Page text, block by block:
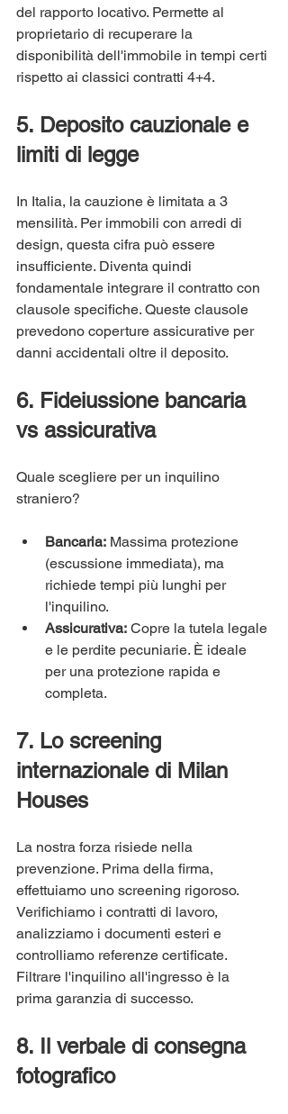
del rapporto locativo. Permette al
proprietario di recuperare la
disponibilità dell'immobile in tempi certi
rispetto ai classici contratti 4+4.
5. Deposito cauzionale e
limiti di legge
In Italia, la cauzione è limitata a 3
mensilità. Per immobili con arredi di
design, questa cifra può essere
insufficiente. Diventa quindi
fondamentale integrare il contratto con
clausole specifiche. Queste clausole
prevedono coperture assicurative per
danni accidentali oltre il deposito.
6. Fideiussione bancaria
vs assicurativa
Quale scegliere per un inquilino
straniero?
Bancaria: Massima protezione
(escussione immediata), ma
richiede tempi più lunghi per
l'inquilino.
Assicurativa: Copre la tutela legale
e le perdite pecuniarie. È ideale
per una protezione rapida e
completa.
7. Lo screening
internazionale di Milan
Houses
La nostra forza risiede nella
prevenzione. Prima della firma,
effettuiamo uno screening rigoroso.
Verifichiamo i contratti di lavoro,
analizziamo i documenti esteri e
controlliamo referenze certificate.
Filtrare l'inquilino all'ingresso è la
prima garanzia di successo.
8. Il verbale di consegna
fotografico